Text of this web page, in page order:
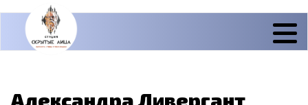
Александра Ливергант